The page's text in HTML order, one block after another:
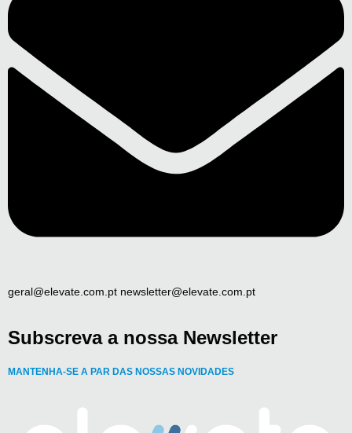
geral@elevate.com.pt newsletter@elevate.com.pt
Subscreva a nossa Newsletter
MANTENHA-SE A PAR DAS NOSSAS NOVIDADES